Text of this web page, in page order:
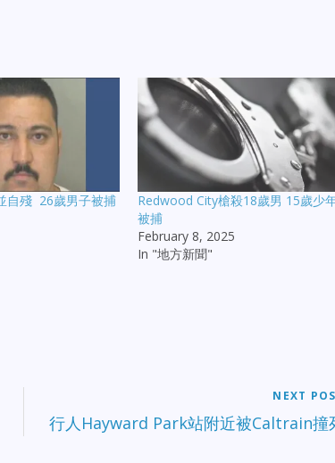
自殘 26歲男子被捕
Redwood City槍殺18歲男 15歲少
被捕
February 8, 2025
In "地方新聞"
NEXT
行人Hayward Park站附近被Caltrain撞